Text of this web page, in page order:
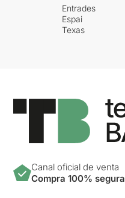
Entrades
Espai
Texas
Canal oficial de venta
Compra 100% segura